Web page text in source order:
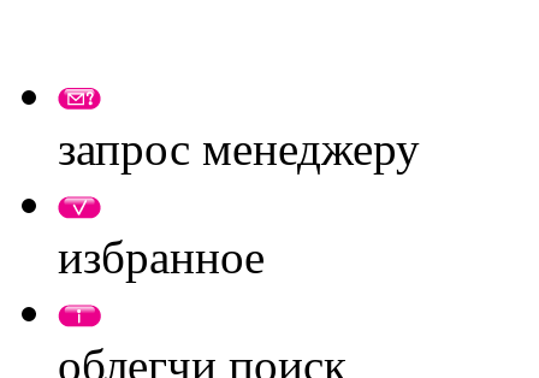
запрос менеджеру
избранное
облегчи поиск